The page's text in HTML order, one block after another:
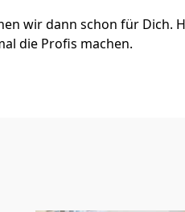
wir dann schon für Dich.
die Profis machen.